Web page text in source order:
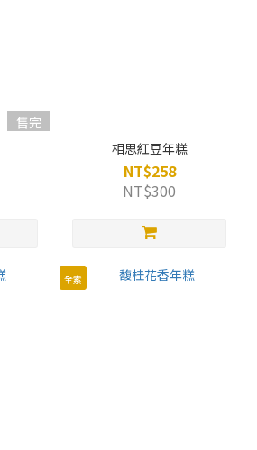
售完
相思紅豆年糕
NT$258
NT$300
全素